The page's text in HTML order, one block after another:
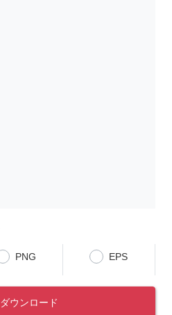
PNG EPS
ダウンロード